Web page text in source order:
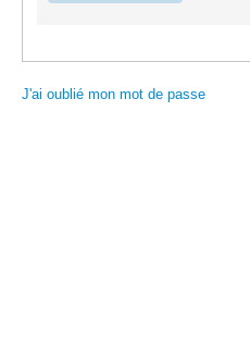
J'ai oublié mon mot de passe